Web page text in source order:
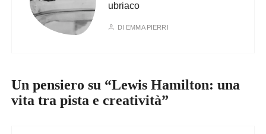
ubriaco
DI EMMA PIERRI
Un pensiero su “Lewis Hamilton: una
vita tra pista e creatività”